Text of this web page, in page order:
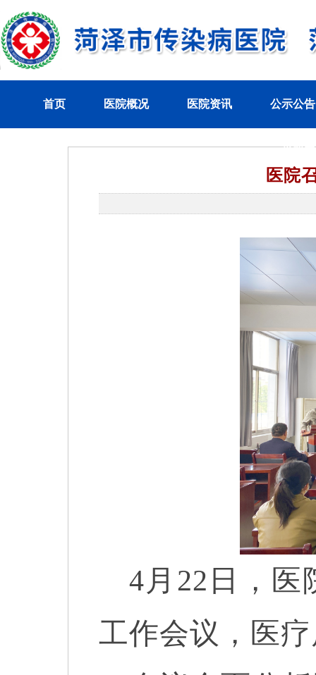
首页 医院概况 医院资讯 公示公告
医院
4月22日，医
工作会议，医